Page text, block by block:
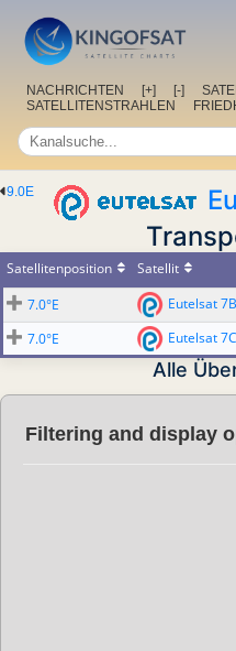
NACHRICHTEN [+] [-]
SATELLITENSTRAHLEN
9.0E
Satellitenposition Satellit
7.0°E
Eutelsat 7B
7.0°E
Eutelsat 7C
Alle
Filtering and display